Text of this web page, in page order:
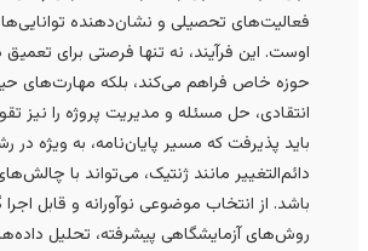
فعالیت‌های تحصیلی و نشان‌دهنده توانایی‌های
اوست. این فرآیند، نه تنها فرصتی برای تعمیق
حوزه خاص فراهم می‌کند، بلکه مهارت‌های حیاتی
انتقادی، حل مسئله و مدیریت پروژه را نیز تقویت
باید پذیرفت که مسیر پایان‌نامه، به ویژه در
دائم‌التغییر مانند ژنتیک، می‌تواند با چالش‌های
باشد. از انتخاب موضوعی نوآورانه و قابل اجرا
روش‌های آزمایشگاهی پیشرفته، تحلیل داده‌های